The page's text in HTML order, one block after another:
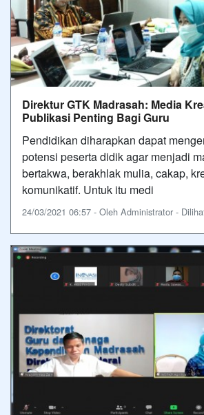
Direktur GTK Madrasah: Media
Publikasi Penting Bagi Guru
Pendidikan diharapkan dapat
potensi peserta didik agar menjadi
bertakwa, berakhlak mulia, cakap,
komunikatif. Untuk itu medi
24/03/2021 06:57 - Oleh Administrator -